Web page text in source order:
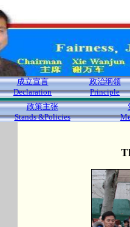
成立宣言
Declaration
政治纲领
Principle
政策主张
Stands &Policies